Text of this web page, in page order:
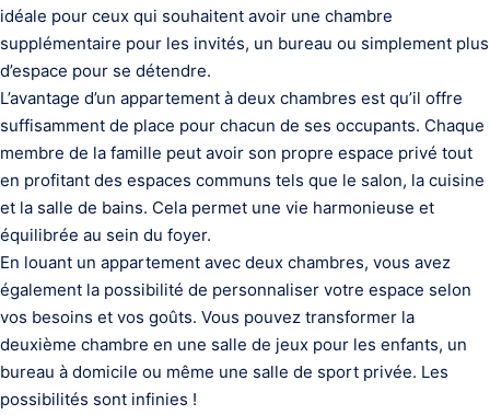
idéale pour ceux qui souhaitent avoir une chambre
supplémentaire pour les invités, un bureau ou simplement plus
d’espace pour se détendre.
L’avantage d’un appartement à deux chambres est qu’il offre
suffisamment de place pour chacun de ses occupants. Chaque
membre de la famille peut avoir son propre espace privé tout
en profitant des espaces communs tels que le salon, la cuisine
et la salle de bains. Cela permet une vie harmonieuse et
équilibrée au sein du foyer.
En louant un appartement avec deux chambres, vous avez
également la possibilité de personnaliser votre espace selon
vos besoins et vos goûts. Vous pouvez transformer la
deuxième chambre en une salle de jeux pour les enfants, un
bureau à domicile ou même une salle de sport privée. Les
possibilités sont infinies !